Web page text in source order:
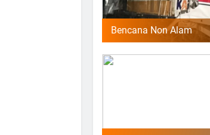
Bencana Non Alam